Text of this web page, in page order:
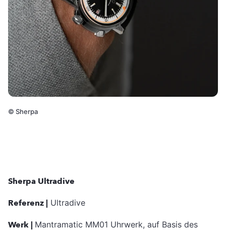
© Sherpa
Sherpa Ultradive
Referenz | Ultradive
Werk | Mantramatic MM01 Uhrwerk, auf Basis des